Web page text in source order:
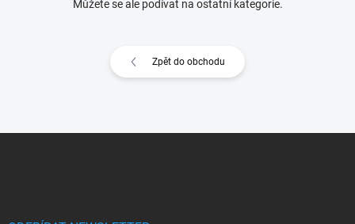
Můžete se ale podívat na ostatní kategorie.
Zpět do obchodu